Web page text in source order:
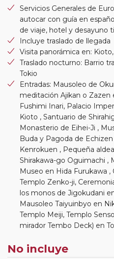
Servicios Generales de
autocar con guía en
de viaje, hotel y desayuno
Incluye traslado de llegada
Visita panorámica en:
Traslado nocturno: Barrio
Tokio
Entradas: Mausoleo de
meditación Ajikan o Zazen
Fushimi Inari, Palacio
Kioto , Santuario de
Monasterio de Eihei-Ji ,
Buda y Pagoda de
Kenrokuen , Pequeña
Shirakawa-go Oguimachi ,
Museo en Hida Furukawa
Templo Zenko-ji,
los monos de Jigokudani
Mausoleo Taiyuinbyo en
Templo Meiji, Templo
mirador Tembo Deck) en
No incluye